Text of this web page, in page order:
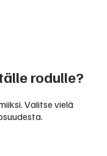
rodulle?
Valitse vielä